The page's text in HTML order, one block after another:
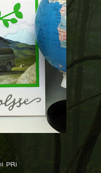
pri